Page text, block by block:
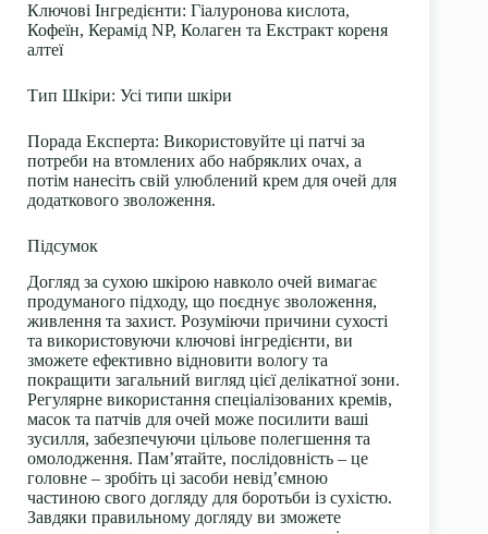
Ключові Інгредієнти: Гіалуронова кислота,
Кофеїн, Керамід NP, Колаген та Екстракт кореня
алтеї
Тип Шкіри: Усі типи шкіри
Порада Експерта: Використовуйте ці патчі за
потреби на втомлених або набряклих очах, а
потім нанесіть свій улюблений крем для очей для
додаткового зволоження.
Підсумок
Догляд за сухою шкірою навколо очей вимагає
продуманого підходу, що поєднує зволоження,
живлення та захист. Розуміючи причини сухості
та використовуючи ключові інгредієнти, ви
зможете ефективно відновити вологу та
покращити загальний вигляд цієї делікатної зони.
Регулярне використання спеціалізованих кремів,
масок та патчів для очей може посилити ваші
зусилля, забезпечуючи цільове полегшення та
омолодження. Пам’ятайте, послідовність – це
головне – зробіть ці засоби невід’ємною
частиною свого догляду для боротьби із сухістю.
Завдяки правильному догляду ви зможете